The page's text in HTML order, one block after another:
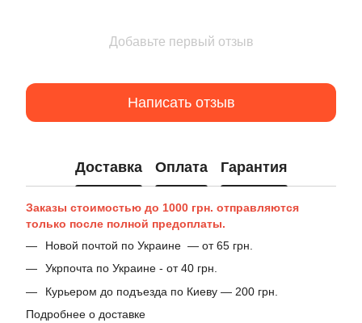
Добавьте первый отзыв
Написать отзыв
Доставка Оплата Гарантия
Заказы стоимостью до 1000 грн. отправляются
только после полной предоплаты.
Новой почтой по Украине — от 65 грн.
Укрпочта по Украине - от 40 грн.
Курьером до подъезда по Киеву — 200 грн.
Подробнее о доставке